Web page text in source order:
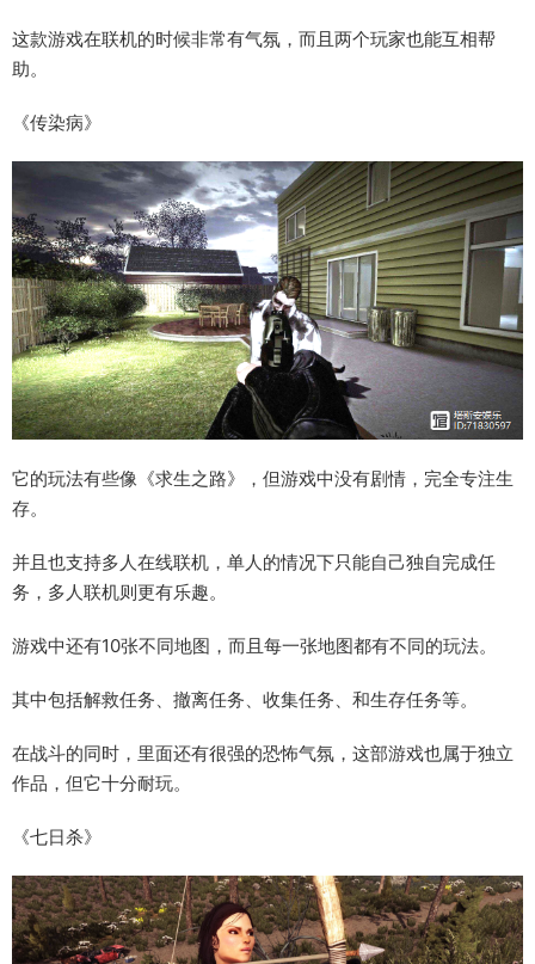
这款游戏在联机的时候非常有气氛，而且两个玩家也能互相帮
助。
《传染病》
它的玩法有些像《求生之路》，但游戏中没有剧情，完全专注生
存。
并且也支持多人在线联机，单人的情况下只能自己独自完成任
务，多人联机则更有乐趣。
游戏中还有10张不同地图，而且每一张地图都有不同的玩法。
其中包括解救任务、撤离任务、收集任务、和生存任务等。
在战斗的同时，里面还有很强的恐怖气氛，这部游戏也属于独立
作品，但它十分耐玩。
《七日杀》